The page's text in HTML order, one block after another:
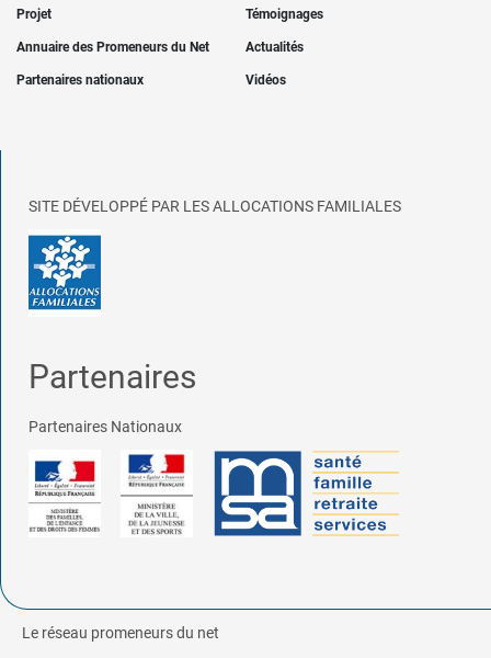
Projet Témoignages
Annuaire des Promeneurs du Net Actualités
Partenaires nationaux Vidéos
SITE DÉVELOPPÉ PAR LES ALLOCATIONS FAMILIALES
Partenaires
Partenaires Nationaux
Le réseau promeneurs du net